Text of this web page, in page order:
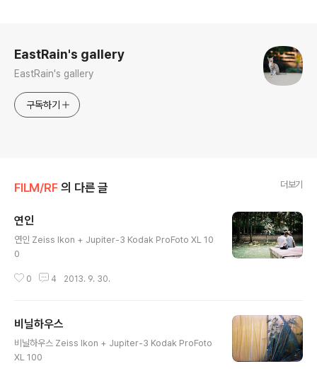
EastRain's gallery
EastRain's gallery
구독하기
FILM/RF 의 다른 글 더보기
연인
연인 Zeiss Ikon + Jupiter-3 Kodak ProFoto XL 10
0
0 4 2013. 9. 30.
비닐하우스
비닐하우스 Zeiss Ikon + Jupiter-3 Kodak ProFoto
XL 100